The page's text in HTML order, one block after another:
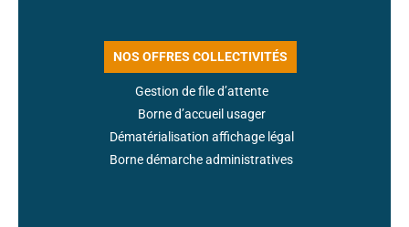
NOS OFFRES COLLECTIVITÉS
Gestion de file d’attente
Borne d’accueil usager
Dématérialisation affichage légal
Borne démarche administratives